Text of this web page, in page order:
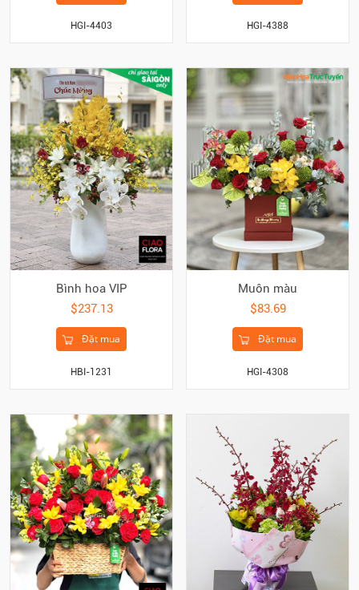
HGI-4403 HGI-4388
Bình hoa VIP
$237.13
Đặt mua
HBI-1231
Muôn màu
$83.69
Đặt mua
HGI-4308